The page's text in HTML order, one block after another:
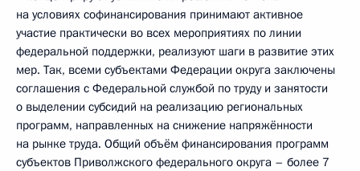
на условиях софинансирования принимают активное
участие практически во всех мероприятиях по линии
федеральной поддержки, реализуют шаги в развитие этих
мер. Так, всеми субъектами Федерации округа заключены
соглашения с Федеральной службой по труду и занятости
о выделении субсидий на реализацию региональных
программ, направленных на снижение напряжённости
на рынке труда. Общий объём финансирования программ
субъектов Приволжского федерального округа – более 7